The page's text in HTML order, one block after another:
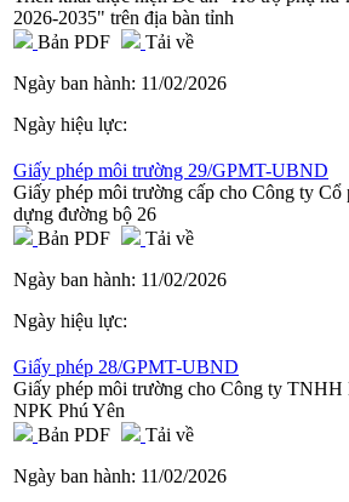
2026-2035" trên địa bàn tỉnh
Bản PDF
Tải về
Ngày ban hành: 11/02/2026
Ngày hiệu lực:
Giấy phép môi trường 29/GPMT-UBND
Giấy phép môi trường cấp cho Công ty
dựng đường bộ 26
Bản PDF
Tải về
Ngày ban hành: 11/02/2026
Ngày hiệu lực:
Giấy phép 28/GPMT-UBND
Giấy phép môi trường cho Công ty TNHH
NPK Phú Yên
Bản PDF
Tải về
Ngày ban hành: 11/02/2026